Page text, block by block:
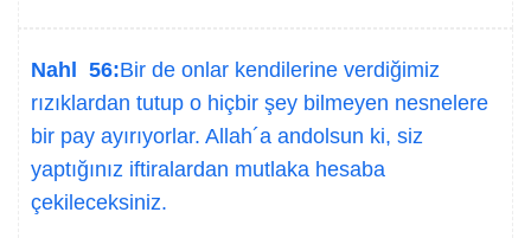
Nahl 56:Bir de onlar kendilerine verdiğimiz
rızıklardan tutup o hiçbir şey bilmeyen nesnelere
bir pay ayırıyorlar. Allah´a andolsun ki, siz
yaptığınız iftiralardan mutlaka hesaba
çekileceksiniz.